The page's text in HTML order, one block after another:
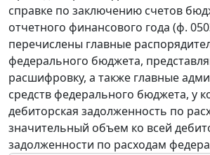
справке по заключению счетов
отчетного финансового года (ф.
перечислены главные
федерального бюджета,
расшифровку, а также главные
средств федерального бюджета, у
дебиторская задолженность по
значительный объем ко всей
задолженности по расходам